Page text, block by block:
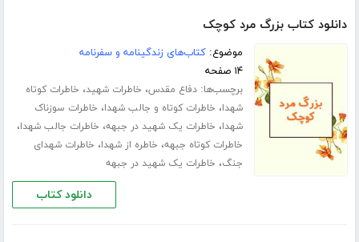
دانلود کتاب بزرگ مرد کوچک
موضوع:کتاب‌های زندگینامه و سفرنامه
۱۴ صفحه
برچسب‌ها:دفاع مقدس، خاطرات شهید، خاطرات کوتاه
شهدا، خاطرات کوتاه و جالب شهدا، خاطرات سوزناک
شهدا، خاطرات یک شهید در جبهه، خاطرات جالب شهدا،
خاطرات کوتاه جبهه، خاطره از شهدا، خاطرات شهدای
جنگ، خاطرات یک شهید در جبهه
دانلود کتاب